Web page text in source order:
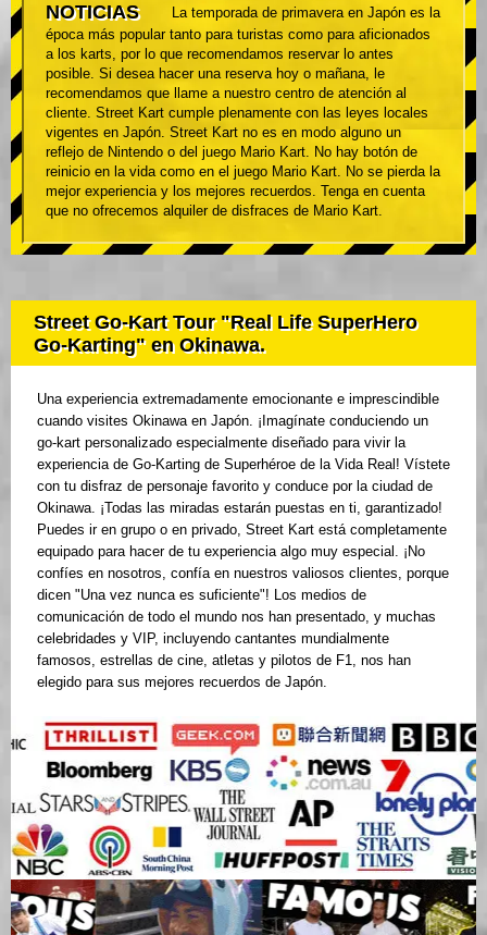
NOTICIAS
La temporada de primavera en Japón es la
época más popular tanto para turistas como para aficionados
a los karts, por lo que recomendamos reservar lo antes
posible. Si desea hacer una reserva hoy o mañana, le
recomendamos que llame a nuestro centro de atención al
cliente. Street Kart cumple plenamente con las leyes locales
vigentes en Japón. Street Kart no es en modo alguno un
reflejo de Nintendo o del juego Mario Kart. No hay botón de
reinicio en la vida como en el juego Mario Kart. No se pierda la
mejor experiencia y los mejores recuerdos. Tenga en cuenta
que no ofrecemos alquiler de disfraces de Mario Kart.
Street Go-Kart Tour "Real Life SuperHero
Go-Karting" en Okinawa.
Una experiencia extremadamente emocionante e imprescindible
cuando visites Okinawa en Japón. ¡Imagínate conduciendo un
go-kart personalizado especialmente diseñado para vivir la
experiencia de Go-Karting de Superhéroe de la Vida Real! Vístete
con tu disfraz de personaje favorito y conduce por la ciudad de
Okinawa. ¡Todas las miradas estarán puestas en ti, garantizado!
Puedes ir en grupo o en privado, Street Kart está completamente
equipado para hacer de tu experiencia algo muy especial. ¡No
confíes en nosotros, confía en nuestros valiosos clientes, porque
dicen "Una vez nunca es suficiente"! Los medios de
comunicación de todo el mundo nos han presentado, y muchas
celebridades y VIP, incluyendo cantantes mundialmente
famosos, estrellas de cine, atletas y pilotos de F1, nos han
elegido para sus mejores recuerdos de Japón.